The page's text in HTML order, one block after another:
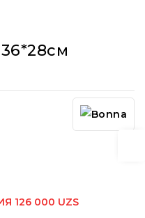
126 000 UZS